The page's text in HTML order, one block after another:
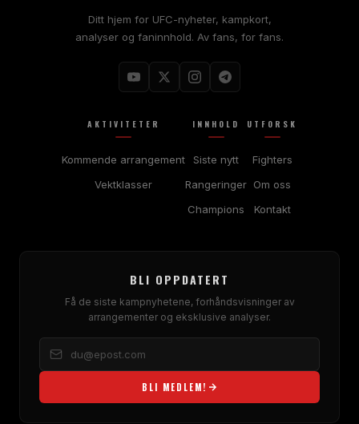
Ditt hjem for UFC-nyheter, kampkort,
analyser og faninnhold. Av fans, for fans.
AKTIVITETER
Kommende arrangement
Vektklasser
INNHOLD
Siste nytt
Rangeringer
Champions
UTFORSK
Fighters
Om oss
Kontakt
BLI OPPDATERT
Få de siste kampnyhetene, forhåndsvisninger av
arrangementer og eksklusive analyser.
BLI MEDLEM!